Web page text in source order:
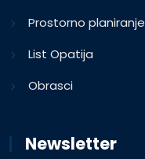
Prostorno planiranje
List Opatija
Obrasci
Newsletter